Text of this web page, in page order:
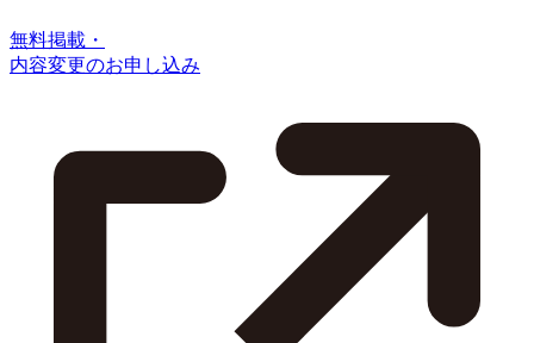
無料掲載・
内容変更のお申し込み